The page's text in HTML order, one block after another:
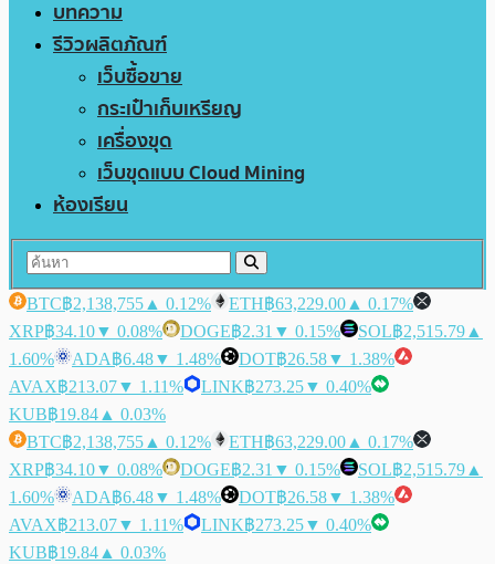
บทความ
รีวิวผลิตภัณฑ์
เว็บซื้อขาย
กระเป๋าเก็บเหรียญ
เครื่องขุด
เว็บขุดแบบ Cloud Mining
ห้องเรียน
BTC฿2,138,755 ▲ 0.12% ETH฿63,229.00 ▲ 0.17%
XRP฿34.10▼ 0.08% DOGE฿2.31 ▼ 0.15% SOL฿2,515.79 ▲
1.60%
ADA฿6.48▼ 1.48% DOT฿26.58▼ 1.38%
AVAX฿213.07▼ 1.11% LINK฿273.25▼ 0.40%
KUB฿19.84 ▲ 0.03%
BTC฿2,138,755 ▲ 0.12% ETH฿63,229.00 ▲ 0.17%
XRP฿34.10▼ 0.08% DOGE฿2.31 ▼ 0.15% SOL฿2,515.79 ▲
1.60%
ADA฿6.48▼ 1.48% DOT฿26.58▼ 1.38%
AVAX฿213.07▼ 1.11% LINK฿273.25▼ 0.40%
KUB฿19.84 ▲ 0.03%